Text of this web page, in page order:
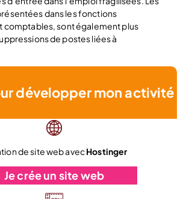
dans les fonctions
comptables, sont également plus
de postes liées à
développer mon activité
de site web avecHostinger
Je crée un site web